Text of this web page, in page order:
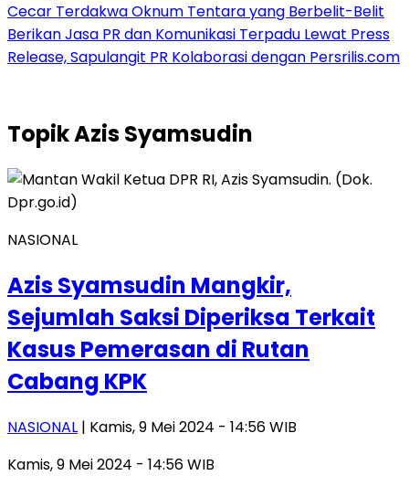
Cecar Terdakwa Oknum Tentara yang Berbelit-Belit
Berikan Jasa PR dan Komunikasi Terpadu Lewat Press
Release, Sapulangit PR Kolaborasi dengan Persrilis.com
TopikAzis Syamsudin
NASIONAL
Azis Syamsudin Mangkir,
Sejumlah Saksi Diperiksa Terkait
Kasus Pemerasan di Rutan
Cabang KPK
NASIONAL | Kamis, 9 Mei 2024 - 14:56 WIB
Kamis, 9 Mei 2024 - 14:56 WIB